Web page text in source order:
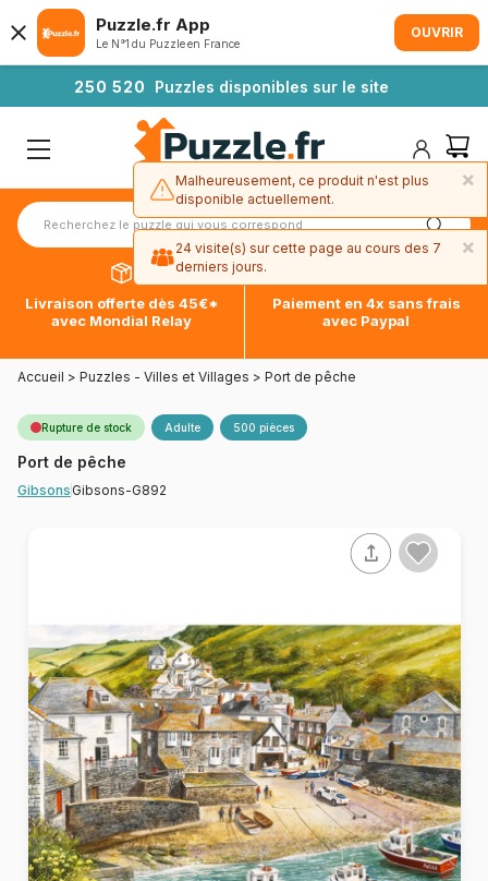
250 520 Puzzles disponibles sur le site
Livraison offerte dès 45€*
avec Mondial Relay
Paiement en 4x sans frais
avec Paypal
Accueil > Puzzles - Villes et Villages > Port de pêche
Rupture de stock Adulte 500 pièces
Port de pêche
Gibsons Gibsons-G892
Puzzle.fr App
Le N°1 du Puzzle en France
OUVRIR
×
Malheureusement, ce produit n'est plus
disponible actuellement.
×
24 visite(s) sur cette page au cours des 7
derniers jours.